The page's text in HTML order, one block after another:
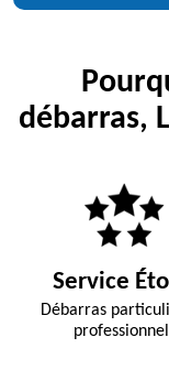
débarras,
Service
Débarras